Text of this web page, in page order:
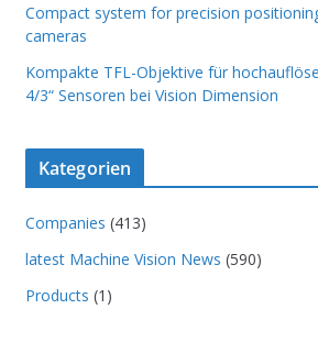
Compact system for precision
cameras
Kompakte TFL-Objektive für
4/3“ Sensoren bei Vision Dimension
Kategorien
Companies (413)
latest Machine Vision News (590)
Products (1)